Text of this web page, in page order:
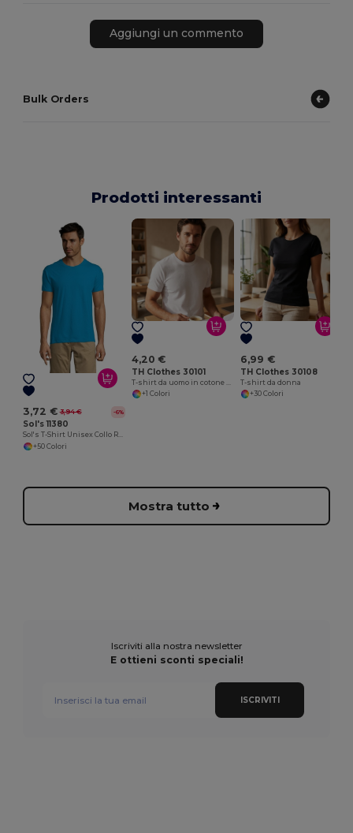
Aggiungi un commento
Bulk Orders
Prodotti interessanti
3,72 € 3,94 € -6%
Sol's 11380
Sol's T-Shirt Unisex Collo Rotondo di Alta Qualità
+50 Colori
4,20 €
TH Clothes 30101
+1 Colori
6,99 €
TH Clothes 30108
T-shirt da donna
+30 Colori
Mostra tutto
Iscriviti alla nostra newsletter
E ottieni sconti speciali!
ISCRIVITI